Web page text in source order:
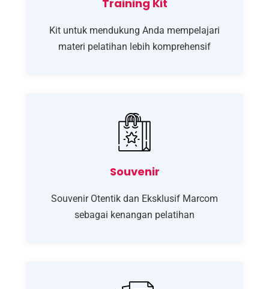
Training Kit
Kit untuk mendukung Anda mempelajari
materi pelatihan lebih komprehensif
Souvenir
Souvenir Otentik dan Eksklusif Marcom
sebagai kenangan pelatihan